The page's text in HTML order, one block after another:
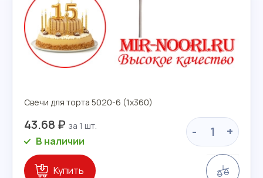
Свечи для торта 5020-6 (1х360)
43.68 ₽ - +
В наличии
Купить